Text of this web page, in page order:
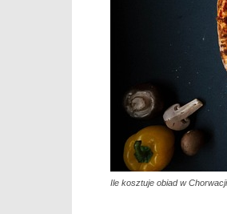
Ile kosztuje obiad w